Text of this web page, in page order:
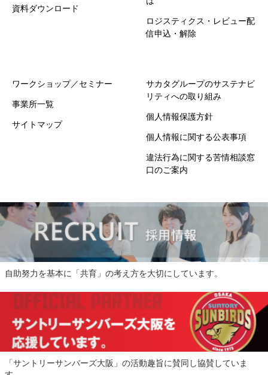
資料ダウンロード
ロジスティクス・レビュー配
信申込・解除
ワークショップ／セミナー
事業所一覧
サイトマップ
サカタグループのサステナビ
リティへの取り組み
個人情報保護方針
個人情報に関する公表事項
違法行為に関する苦情相談窓
口のご案内
自助努力を基本に「共育」の考え方を大切にしています。
「サントリーサンバーズ大阪」の活動趣旨に賛同し協賛していま